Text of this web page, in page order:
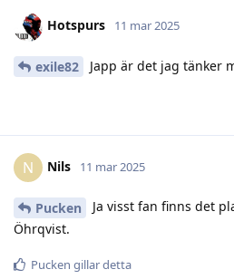
Hotspurs 11 mar 2025
exile82 Japp är det jag tänker
N Nils 11 mar 2025
Pucken
Ja visst fan finns det
Öhrqvist.
Pucken gillar detta